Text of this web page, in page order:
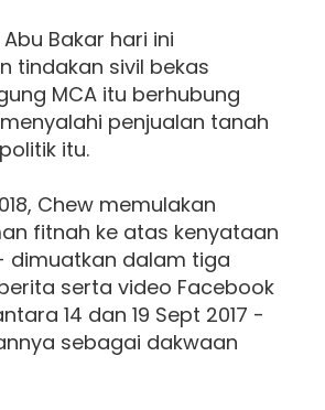
Bakar hari ini
tindakan sivil bekas
MCA itu berhubung
penjualan tanah
itu.
Chew memulakan
fitnah ke atas kenyataan
dimuatkan dalam tiga
serta video Facebook
14 dan 19 Sept 2017 -
sebagai dakwaan